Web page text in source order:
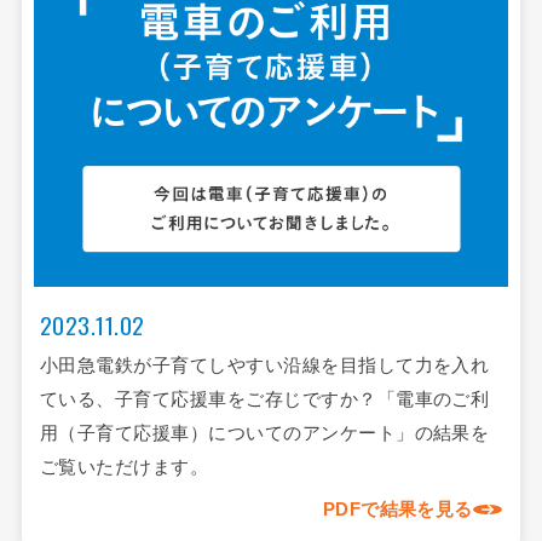
2023.11.02
小田急電鉄が子育てしやすい沿線を目指して力を入れ
ている、子育て応援車をご存じですか？「電車のご利
用（子育て応援車）についてのアンケート」の結果を
ご覧いただけます。
PDFで結果を見る